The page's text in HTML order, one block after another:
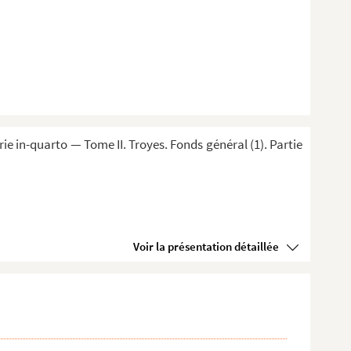
in-quarto — Tome II. Troyes. Fonds général (1). Partie
Voir la présentation détaillée